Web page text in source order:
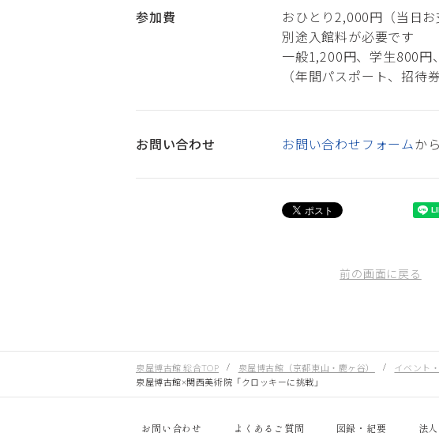
参加費
おひとり2,000円（当日お
別途入館料が必要です
一般1,200円、学生800円
（年間パスポート、招待
お問い合わせ お問い合わせフォームか
前の画面に戻る
泉屋博古館 総合TOP 泉屋博古館（京都東山・鹿ヶ谷） イベント
泉屋博古館×関西美術院「クロッキーに挑戦」
お問い合わせ よくあるご質問 図録・紀要 法